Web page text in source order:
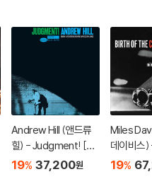
Andrew Hill (앤드류
힐) - Judgment! [L
P]
19% 37,200원
Miles
데이비스
The
19%